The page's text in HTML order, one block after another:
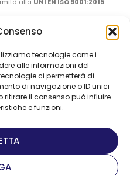
tecnologie come i
alle informazioni del
ci permetterà di
di navigazione o ID unici
ritirare il consenso può influire
e funzioni.
alla UNI EN ISO 9001:2015
withUNI EN ISO 9001:2015